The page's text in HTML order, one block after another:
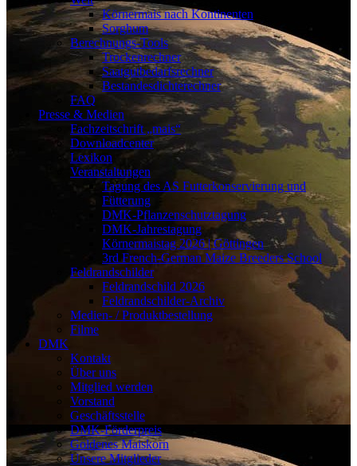
Körnermais nach Kontinenten
Sorghum
Berechnungs-Tools
Trockenrechner
Saatgutbedarfsrechner
Bestandesdichterechner
FAQ
Presse & Medien
Fachzeitschrift „mais“
Downloadcenter
Lexikon
Veranstaltungen
Tagung des AS Futterkonservierung und
Fütterung
DMK-Pflanzenschutztagung
DMK-Jahrestagung
Körnermaistag 2026 | Göttingen
3rd French-German Maize Breeders School
Feldrandschilder
Feldrandschild 2026
Feldrandschilder-Archiv
Medien- / Produktbestellung
Filme
DMK
Kontakt
Über uns
Mitglied werden
Vorstand
Geschäftsstelle
DMK-Förderpreis
Goldenes Maiskorn
Unsere Mitglieder